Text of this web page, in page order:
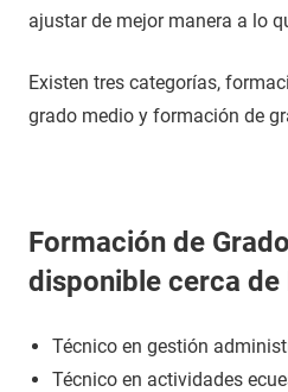
ajustar de mejor manera a lo
Existen tres categorías,
grado medio y formación de
Formación de
disponible cerca de
Técnico en gestión
Técnico en actividades